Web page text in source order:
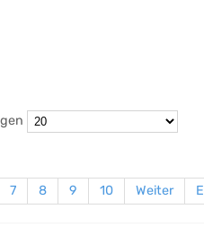
7 8 9 10 Weiter